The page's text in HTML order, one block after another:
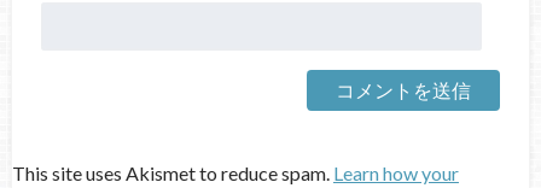
This site uses Akismet to reduce spam. Learn how your